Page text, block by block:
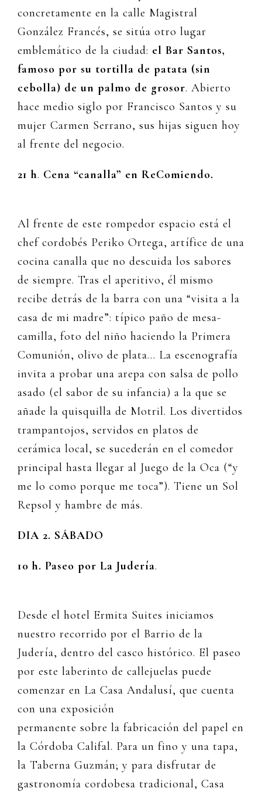
concretamente en la calle Magistral
González Francés, se sitúa otro lugar
emblemático de la ciudad: el Bar Santos,
famoso por su tortilla de patata (sin
cebolla) de un palmo de grosor. Abierto
hace medio siglo por Francisco Santos y su
mujer Carmen Serrano, sus hijas siguen hoy
al frente del negocio.
21 h. Cena “canalla” en ReComiendo.
Al frente de este rompedor espacio está el
chef cordobés Periko Ortega, artífice de una
cocina canalla que no descuida los sabores
de siempre. Tras el aperitivo, él mismo
recibe detrás de la barra con una “visita a la
casa de mi madre”: típico paño de mesa-
camilla, foto del niño haciendo la Primera
Comunión, olivo de plata… La escenografía
invita a probar una arepa con salsa de pollo
asado (el sabor de su infancia) a la que se
añade la quisquilla de Motril. Los divertidos
trampantojos, servidos en platos de
cerámica local, se sucederán en el comedor
principal hasta llegar al Juego de la Oca (“y
me lo como porque me toca”). Tiene un Sol
Repsol y hambre de más.
DIA 2. SÁBADO
10 h. Paseo por La Judería.
Desde el hotel Ermita Suites iniciamos
nuestro recorrido por el Barrio de la
Judería, dentro del casco histórico. El paseo
por este laberinto de callejuelas puede
comenzar en La Casa Andalusí, que cuenta
con una exposición
permanente sobre la fabricación del papel en
la Córdoba Califal. Para un fino y una tapa,
la Taberna Guzmán; y para disfrutar de
gastronomía cordobesa tradicional, Casa